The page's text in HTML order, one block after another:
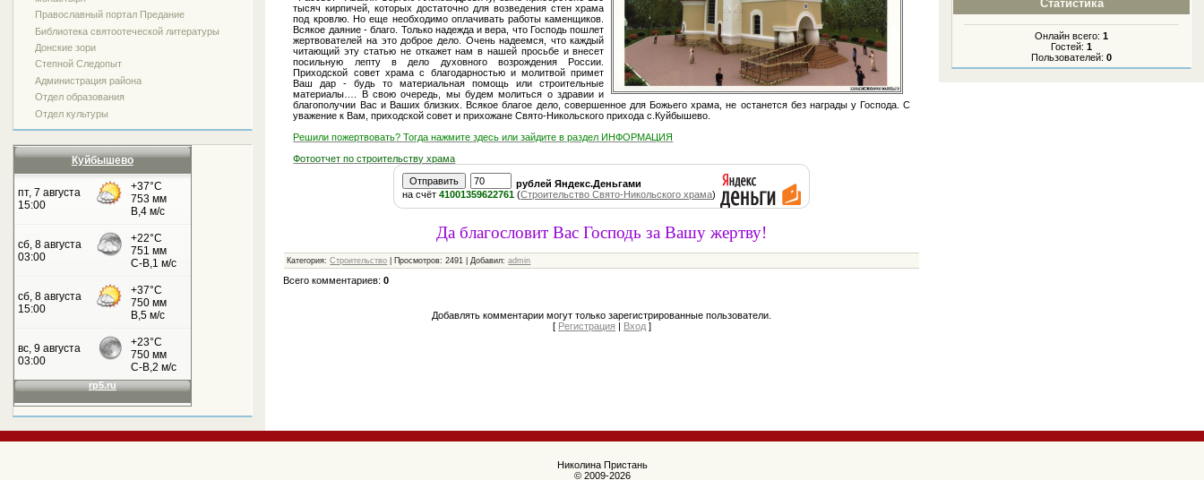
Православный портал Предание
Библиотека святоотеческой литературы
Донские зори
Степной Следопыт
Администрация района
Отдел образования
Отдел культуры
Куйбышево
Статистика
Онлайн всего:1
Гостей:1
Пользователей:0
тысяч кирпичей, которых достаточно для возведения стен храма
под кровлю. Но еще необходимо оплачивать работы каменщиков.
Всякое даяние - благо. Только надежда и вера, что Господь пошлет
жертвователей на это доброе дело. Очень надеемся, что каждый
читающий эту статью не откажет нам в нашей просьбе и внесет
посильную лепту в дело духовного возрождения России.
Приходской совет храма с благодарностью и молитвой примет
Ваш дар - будь то материальная помощь или строительные
материалы…. В свою очередь, мы будем молиться о здравии и
благополучии Вас и Ваших близких. Всякое благое дело, совершенное для Божьего храма, не останется без награды у Господа. С
уважение к Вам, приходской совет и прихожане Свято-Никольского прихода с.Куйбышево.
Решили пожертвовать? Тогда нажмите здесь или зайдите в раздел ИНФОРМАЦИЯ
Фотоотчет по строительству храма
рублей Яндекс.Деньгами
на счёт41001359622761 (Строительство Свято-Никольского храма)
Да благословит Вас Господь за Вашу жертву!
Категория:Строительство | Просмотров: 2491 | Добавил:admin
Всего комментариев:0
Добавлять комментарии могут только зарегистрированные пользователи.
[ Регистрация | Вход]
Николина Пристань
© 2009-2026